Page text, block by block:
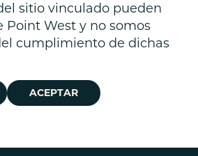
sitio vinculado pueden
Point West y no somos
cumplimiento de dichas
ACEPTAR